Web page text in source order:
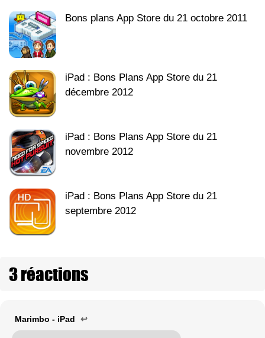
Bons plans App Store du 21 octobre 2011
iPad : Bons Plans App Store du 21
décembre 2012
iPad : Bons Plans App Store du 21
novembre 2012
iPad : Bons Plans App Store du 21
septembre 2012
3 réactions
Marimbo - iPad ↩